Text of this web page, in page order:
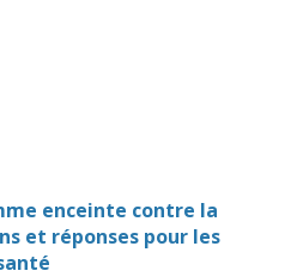
enceinte contre la
et réponses pour les